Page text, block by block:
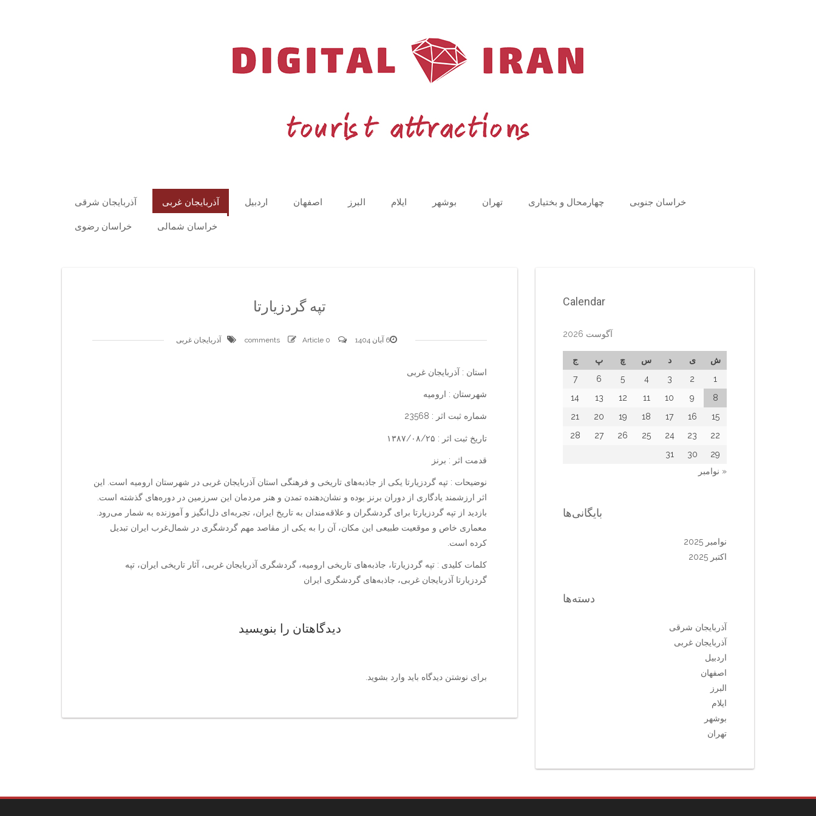
آذربایجان شرقی آذربایجان غربی اردبیل اصفهان البرز ایلام بوشهر تهران چهارمحال و بختیاری خراسان جنوبی
خراسان رضوی خراسان شمالی
تپه گردزیارتا
6 آبان 1404 0 comments
Article آذربایجان غربی
استان : آذربایجان غربی
شهرستان : ارومیه
شماره ثبت اثر : 23568
تاریخ ثبت اثر : ۱۳۸۷/۰۸/۲۵
قدمت اثر : برنز
نوضیحات : تپه گردزیارتا یکی از جاذبه‌های تاریخی و فرهنگی استان آذربایجان غربی در شهرستان ارومیه است. این
اثر ارزشمند یادگاری از دوران برنز بوده و نشان‌دهنده تمدن و هنر مردمان این سرزمین در دوره‌های گذشته است.
بازدید از تپه گردزیارتا برای گردشگران و علاقه‌مندان به تاریخ ایران، تجربه‌ای دل‌انگیز و آموزنده به شمار می‌رود.
معماری خاص و موقعیت طبیعی این مکان، آن را به یکی از مقاصد مهم گردشگری در شمال‌غرب ایران تبدیل
کرده است.
کلمات کلیدی : تپه گردزیارتا، جاذبه‌های تاریخی ارومیه، گردشگری آذربایجان غربی، آثار تاریخی ایران، تپه
گردزیارتا آذربایجان غربی، جاذبه‌های گردشگری ایران
دیدگاهتان را بنویسید
برای نوشتن دیدگاه باید وارد بشوید
Calendar
آگوست 2026
ش ی د س چ پ
ج
1
2
3
4
5
6
7
8
9
10
11
12
13
14
15
16
17
18
19
20
21
22
23
24
25
26
27
28
29
30
31
« نوامبر
بایگانی‌ها
نوامبر 2025
اکتبر 2025
دسته‌ها
آذربایجان شرقی
آذربایجان غربی
اردبیل
اصفهان
البرز
ایلام
بوشهر
تهران